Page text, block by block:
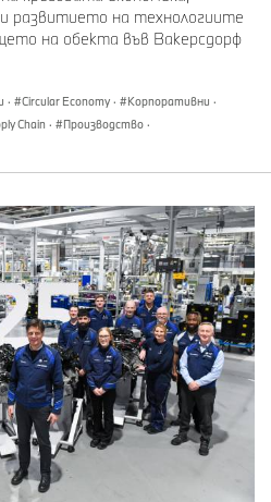
централно място в своята
доставки през
на използване на
развитието на технологиите
на обекта във Вакерсдорф
· Circular Economy · Корпоративни ·
Chain · Производство ·